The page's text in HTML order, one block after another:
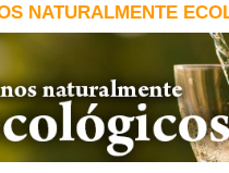
NATURALMENTE